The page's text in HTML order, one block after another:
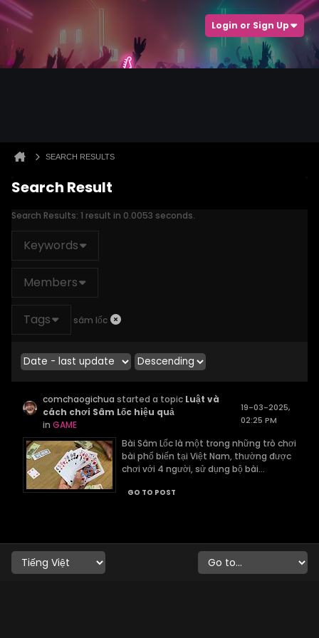
Login or Sign Up
SEARCH RESULTS
Search Result
Search Results: 1 result in 0.0053 seconds.
Keywords
Members
Tags sâm lốc
comchaogichua started a topic Luật và
cách chơi Sâm Lốc hiệu quả
inGAME
19-03-2025,
02:25 PM
Bài Sâm Lốc là một trong những trò chơi
bài phổ biến tại Việt Nam, thường được
chơi với 4 người, sử dụng bộ bài...
GO TO POST